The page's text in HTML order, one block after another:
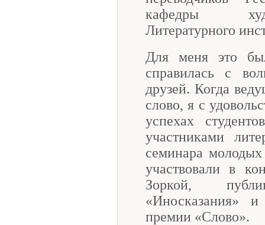
кафедры
Литературного
Для меня это
справилась с
друзей. Когда
слово, я с
успехах
участниками
семинара
участвовали в
Зоркой,
«Иносказания»
премии «Слово».